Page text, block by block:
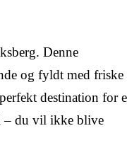
Denne
og fyldt med friske
destination for
– du vil ikke blive